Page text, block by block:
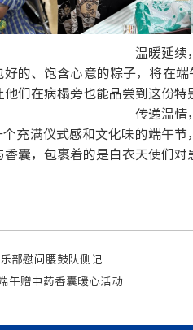
温暖延续
的、饱含心意的粽子，将在端
们在病榻旁也能品尝到这份
传递温情
充满仪式感和文化味的端午
囊，包裹着的是白衣天使们对
部慰问腰鼓队侧记
午赠中药香囊暖心活动